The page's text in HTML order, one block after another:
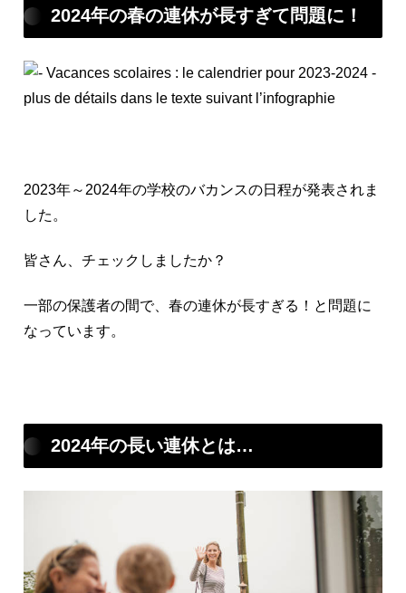
2024年の春の連休が長すぎて問題に！
2023年～2024年の学校のバカンスの日程が発表されま
した。
皆さん、チェックしましたか？
一部の保護者の間で、春の連休が長すぎる！と問題に
なっています。
2024年の長い連休とは…